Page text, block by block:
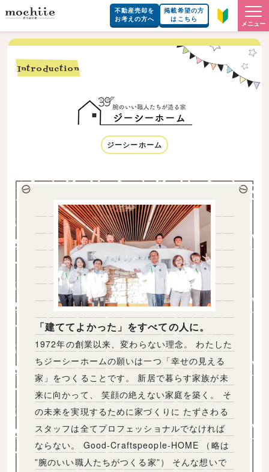
不動産売却を
お考えの方へ
掲載希望の方
はこちら
メニュー
Introduction
ジーシーホーム
「建ててよかった」をすべての人に。
1972年の創業以来、変わらない理念。 わたした
ちジーシーホームの願いは一つ「幸せの見える
家」をつくることです。 新居で暮らす家族が未
来に向かって、 笑顔の絶えない家庭を築く。 そ
の未来を実現するために家づくりに たずさわる
スタッフは全てプロフェッショナルでなければ
ならない。 Good-Craftspeople-HOME （略は
”腕のいい職人たちがつくる家”） そんな想いで